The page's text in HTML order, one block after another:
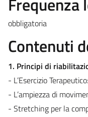
obbligatoria
Contenuti
1. Principi di
- L’Esercizio
- L’ampiezza di
- Stretching per la